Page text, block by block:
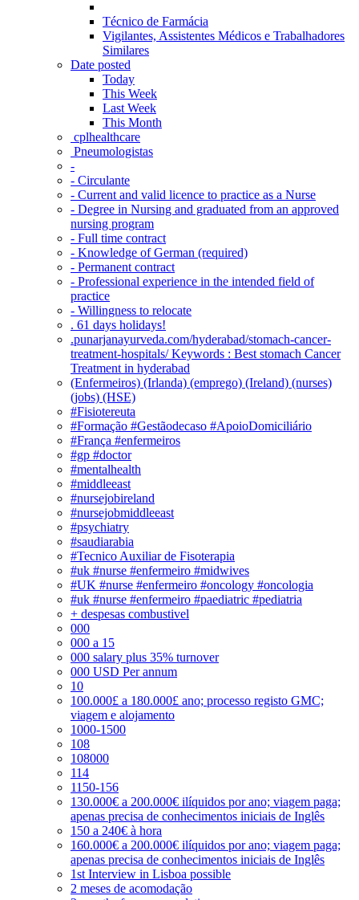
Técnico de Farmácia
Vigilantes, Assistentes Médicos e Trabalhadores
Similares
Date posted
Today
This Week
Last Week
This Month
‎ cplhealthcare‬
Pneumologistas
-
- Circulante
- Current and valid licence to practice as a Nurse
- Degree in Nursing and graduated from an approved
nursing program
- Full time contract
- Knowledge of German (required)
- Permanent contract
- Professional experience in the intended field of
practice
- Willingness to relocate
. 61 days holidays!
.punarjanayurveda.com/hyderabad/stomach-cancer-
treatment-hospitals/ Keywords : Best stomach Cancer
Treatment in hyderabad
(Enfermeiros) (Irlanda) (emprego) (Ireland) (nurses)
(jobs) (HSE)
#Fisiotereuta
#Formação #Gestãodecaso #ApoioDomiciliário
#França #enfermeiros
#gp #doctor
#mentalhealth
#middleeast
#nursejobireland
#nursejobmiddleeast
#psychiatry
#saudiarabia
#Tecnico Auxiliar de Fisoterapia
#uk #nurse #enfermeiro #midwives
#UK #nurse #enfermeiro #oncology #oncologia
#uk #nurse #enfermeiro #paediatric #pediatria
+ despesas combustivel
000
000 a 15
000 salary plus 35% turnover
000 USD Per annum
10
100.000£ a 180.000£ ano; processo registo GMC;
viagem e alojamento
1000-1500
108
108000
114
1150-156
130.000€ a 200.000€ ilíquidos por ano; viagem paga;
apenas precisa de conhecimentos iniciais de Inglês
150 a 240€ à hora
160.000€ a 200.000€ ilíquidos por ano; viagem paga;
apenas precisa de conhecimentos iniciais de Inglês
1st Interview in Lisboa possible
2 meses de acomodação